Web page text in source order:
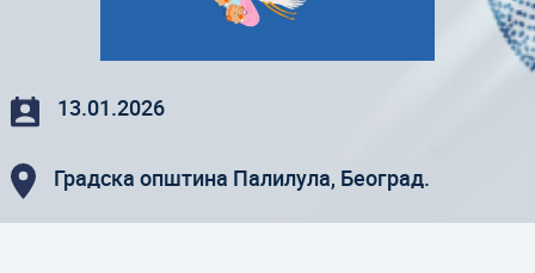
13.01.2026
Градска општина Палилула, Београд.